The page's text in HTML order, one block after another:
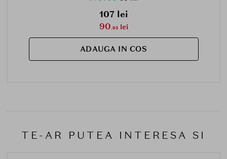
107 lei
90.95lei
ADAUGA IN COS
TE-AR PUTEA INTERESA SI